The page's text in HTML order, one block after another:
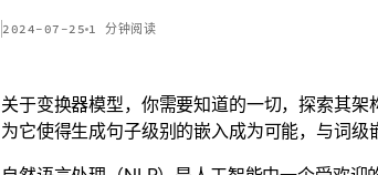
2024-07-25 1 分钟阅读
关于变换器模型，你需要知道的一切，探索其
为它使得生成句子级别的嵌入成为可能，与词级